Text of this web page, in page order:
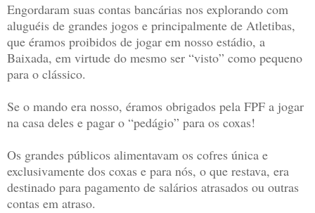
Engordaram suas contas bancárias nos explorando com
aluguéis de grandes jogos e principalmente de Atletibas,
que éramos proibidos de jogar em nosso estádio, a
Baixada, em virtude do mesmo ser “visto” como pequeno
para o clássico.
Se o mando era nosso, éramos obrigados pela FPF a jogar
na casa deles e pagar o “pedágio” para os coxas!
Os grandes públicos alimentavam os cofres única e
exclusivamente dos coxas e para nós, o que restava, era
destinado para pagamento de salários atrasados ou outras
contas em atraso.